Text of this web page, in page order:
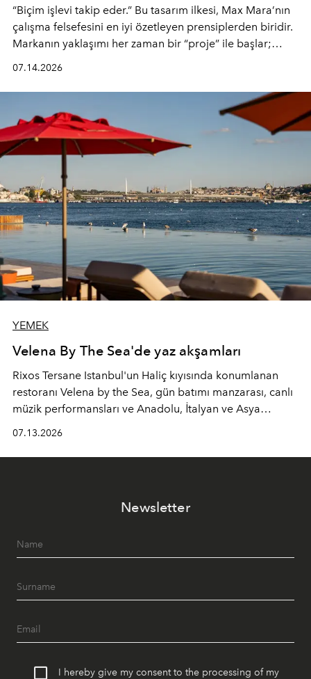
“Biçim işlevi takip eder.” Bu tasarım ilkesi, Max Mara’nın
çalışma felsefesini en iyi özetleyen prensiplerden biridir.
Markanın yaklaşımı her zaman bir “proje” ile başlar;
(savoir-faire) buluşan parçalara dönüştürmek.
07.14.2026
YEMEK
Velena By The Sea'de yaz akşamları
Rixos Tersane Istanbul'un Haliç kıyısında konumlanan
restoranı Velena by the Sea, gün batımı manzarası, canlı
müzik performansları ve Anadolu, İtalyan ve Asya
devam ediyor.
07.13.2026
Newsletter
I hereby give my consent to the processing of my